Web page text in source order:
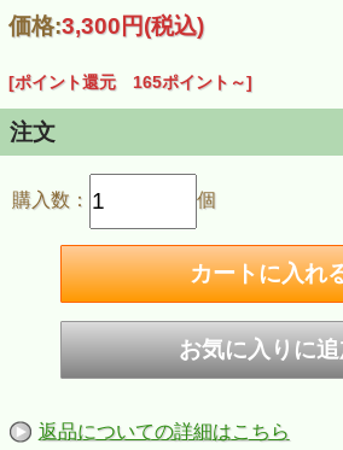
価格:3,300円(税込)
[ポイント還元 165ポイント～]
注文
購入数： 個
返品についての詳細はこちら